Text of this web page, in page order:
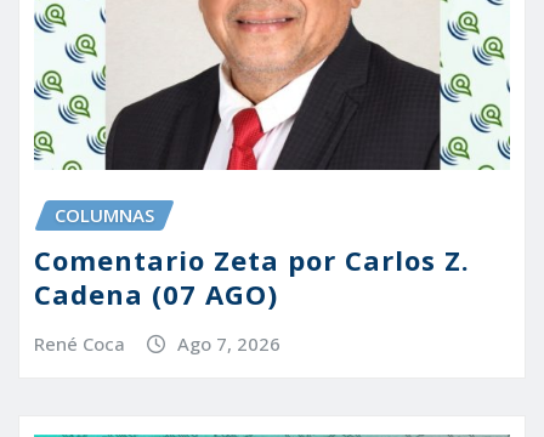
COLUMNAS
Comentario Zeta por Carlos Z.
Cadena (07 AGO)
René Coca Ago 7, 2026